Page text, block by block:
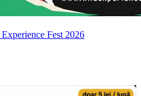
Fest 2026